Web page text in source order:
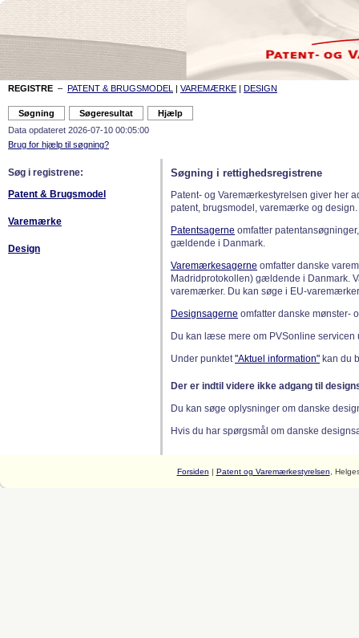
REGISTRE – PATENT & BRUGSMODEL | VAREMÆRKE | DESIGN
Data opdateret 2026-07-10 00:05:00
Brug for hjælp til søgning?
Søg i registrene:
Patent & Brugsmodel
Varemærke
Design
Søgning i rettighedsregistrene
Patent- og Varemærkestyrelsen giver her
patent, brugsmodel, varemærke og design.
Patentsagerne omfatter
gældende i Danmark.
Varemærkesagerne omfatter danske
Madridprotokollen) gældende i Danmark.
varemærker. Du kan søge i EU-
Designsagerne omfatter danske mønster-
Du kan læse mere om PVSonline
Under punktet"Aktuel information" kan du
Der er indtil videre ikke adgang til
Du kan søge oplysninger om danske
Hvis du har spørgsmål om danske
Forsiden | Patent og Varemærkestyrelsen ,